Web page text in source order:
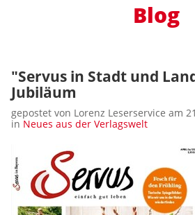
Blog
"Servus in Stadt und
Jubiläum
gepostet von Lorenz Leserservice am
in Neues aus der Verlagswelt